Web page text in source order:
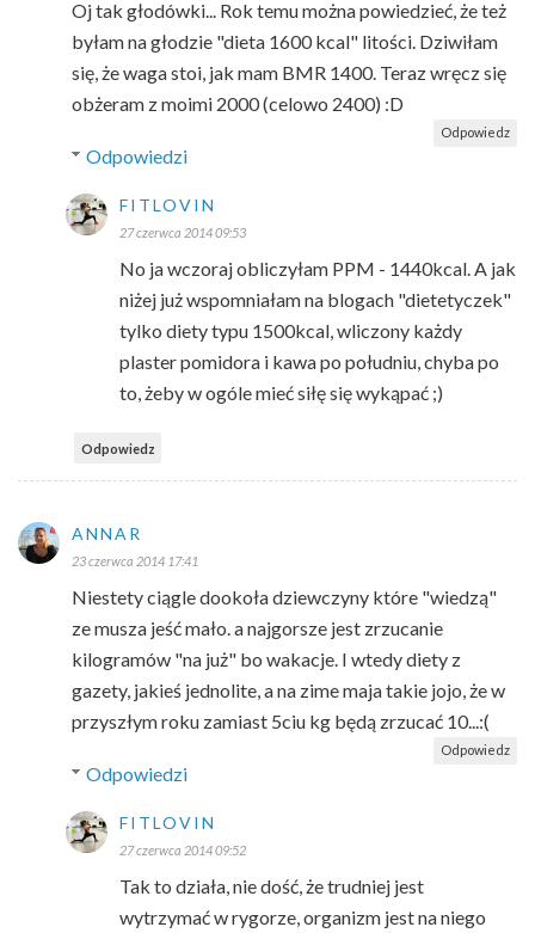
Oj tak głodówki... Rok temu można powiedzieć, że też
byłam na głodzie "dieta 1600 kcal" litości. Dziwiłam
się, że waga stoi, jak mam BMR 1400. Teraz wręcz się
obżeram z moimi 2000 (celowo 2400) :D
Odpowiedz
Odpowiedzi
FITLOVIN
27 czerwca 2014 09:53
No ja wczoraj obliczyłam PPM - 1440kcal. A jak
niżej już wspomniałam na blogach "dietetyczek"
tylko diety typu 1500kcal, wliczony każdy
plaster pomidora i kawa po południu, chyba po
to, żeby w ogóle mieć siłę się wykąpać ;)
Odpowiedz
ANNAR
23 czerwca 2014 17:41
Niestety ciągle dookoła dziewczyny które "wiedzą"
ze musza jeść mało. a najgorsze jest zrzucanie
kilogramów "na już" bo wakacje. I wtedy diety z
gazety, jakieś jednolite, a na zime maja takie jojo, że w
przyszłym roku zamiast 5ciu kg będą zrzucać 10...:(
Odpowiedz
Odpowiedzi
FITLOVIN
27 czerwca 2014 09:52
Tak to działa, nie dość, że trudniej jest
wytrzymać w rygorze, organizm jest na niego